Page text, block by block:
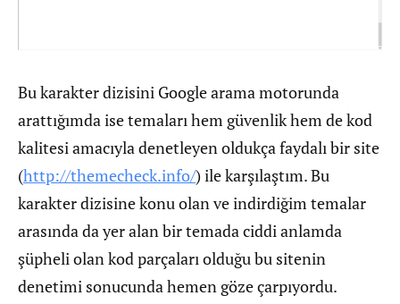
Bu karakter dizisini Google arama motorunda
arattığımda ise temaları hem güvenlik hem de kod
kalitesi amacıyla denetleyen oldukça faydalı bir site
(http://themecheck.info/) ile karşılaştım. Bu
karakter dizisine konu olan ve indirdiğim temalar
arasında da yer alan bir temada ciddi anlamda
şüpheli olan kod parçaları olduğu bu sitenin
denetimi sonucunda hemen göze çarpıyordu.